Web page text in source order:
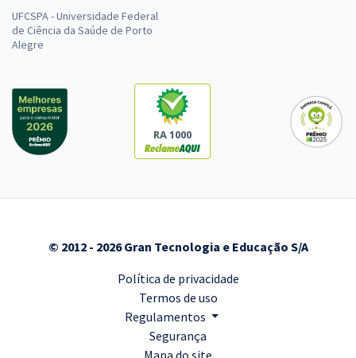
UFCSPA - Universidade Federal
de Ciência da Saúde de Porto
Alegre
RA 1000
© 2012 - 2026 Gran Tecnologia e Educação S/A
Política de privacidade
Termos de uso
Regulamentos
Segurança
Mapa do site